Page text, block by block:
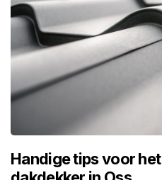
Handige tips voor